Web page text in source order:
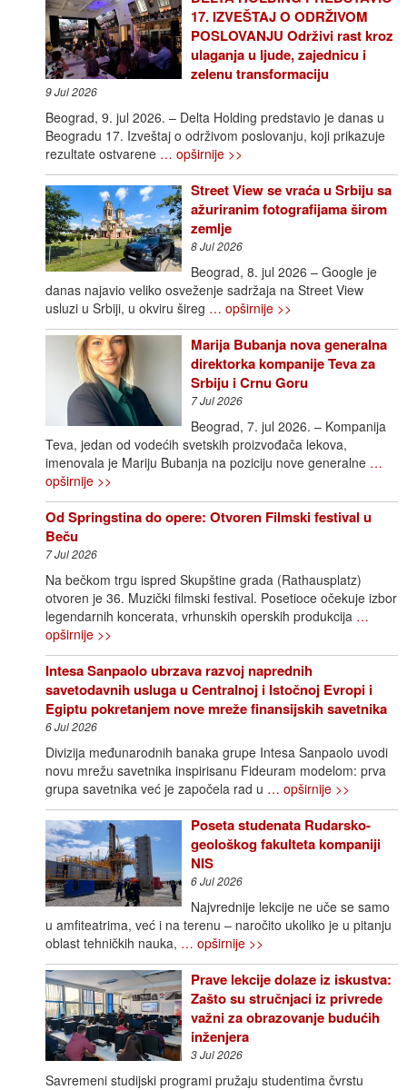
17. IZVEŠTAJ O ODRŽIVOM
POSLOVANJU Održivi rast kroz
ulaganja u ljude, zajednicu i
zelenu transformaciju
9 Jul 2026
Beograd, 9. jul 2026. – Delta Holding predstavio je danas u
Beogradu 17. Izveštaj o održivom poslovanju, koji prikazuje
rezultate ostvarene … opširnije >>
Street View se vraća u Srbiju sa
ažuriranim fotografijama širom
zemlje
8 Jul 2026
Beograd, 8. jul 2026 – Google je
danas najavio veliko osveženje sadržaja na Street View
usluzi u Srbiji, u okviru šireg … opširnije >>
Marija Bubanja nova generalna
direktorka kompanije Teva za
Srbiju i Crnu Goru
7 Jul 2026
Beograd, 7. jul 2026. – Kompanija
Teva, jedan od vodećih svetskih proizvođača lekova,
imenovala je Mariju Bubanja na poziciju nove generalne …
opširnije >>
Od Springstina do opere: Otvoren Filmski festival u
Beču
7 Jul 2026
Na bečkom trgu ispred Skupštine grada (Rathausplatz)
otvoren je 36. Muzički filmski festival. Posetioce očekuje izbor
legendarnih koncerata, vrhunskih operskih produkcija …
opširnije >>
Intesa Sanpaolo ubrzava razvoj naprednih
savetodavnih usluga u Centralnoj i Istočnoj Evropi i
Egiptu pokretanjem nove mreže finansijskih savetnika
6 Jul 2026
Divizija međunarodnih banaka grupe Intesa Sanpaolo uvodi
novu mrežu savetnika inspirisanu Fideuram modelom: prva
grupa savetnika već je započela rad u … opširnije >>
Poseta studenata Rudarsko-
geološkog fakulteta kompaniji
NIS
6 Jul 2026
Najvrednije lekcije ne uče se samo
u amfiteatrima, već i na terenu – naročito ukoliko je u pitanju
oblast tehničkih nauka, … opširnije >>
Prave lekcije dolaze iz iskustva:
Zašto su stručnjaci iz privrede
važni za obrazovanje budućih
inženjera
3 Jul 2026
Savremeni studijski programi pružaju studentima čvrstu